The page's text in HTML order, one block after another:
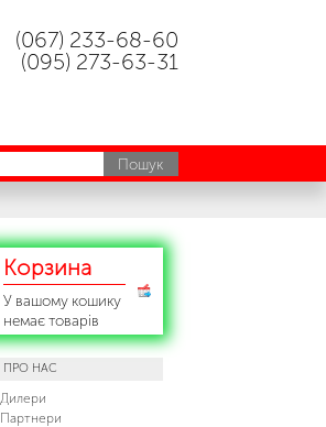
(067) 233-68-60
(095) 273-63-31
Корзина
У вашому кошику
немає товарів
ПРО НАС
Дилери
Партнери